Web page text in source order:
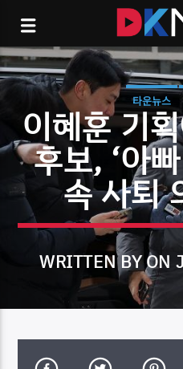
CURRENT TRACK
타운뉴스
이혜훈 기
후보, ‘아
속 사퇴
WRITTEN BY ON